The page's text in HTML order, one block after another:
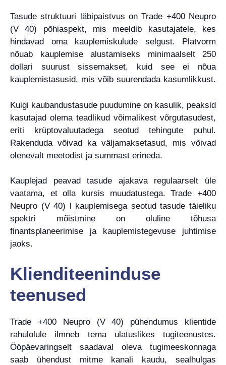
Tasude struktuuri läbipaistvus on Trade +400 Neupro
(V 40) põhiaspekt, mis meeldib kasutajatele, kes
hindavad oma kauplemiskulude selgust. Platvorm
nõuab kauplemise alustamiseks minimaalselt 250
dollari suurust sissemakset, kuid see ei nõua
kauplemistasusid, mis võib suurendada kasumlikkust.
Kuigi kaubandustasude puudumine on kasulik, peaksid
kasutajad olema teadlikud võimalikest võrgutasudest,
eriti krüptovaluutadega seotud tehingute puhul.
Rakenduda võivad ka väljamaksetasud, mis võivad
olenevalt meetodist ja summast erineda.
Kauplejad peavad tasude ajakava regulaarselt üle
vaatama, et olla kursis muudatustega. Trade +400
Neupro (V 40) l kauplemisega seotud tasude täieliku
spektri mõistmine on oluline tõhusa
finantsplaneerimise ja kauplemistegevuse juhtimise
jaoks.
Klienditeeninduse
teenused
Trade +400 Neupro (V 40) pühendumus klientide
rahulolule ilmneb tema ulatuslikes tugiteenustes.
Ööpäevaringselt saadaval oleva tugimeeskonnaga
saab ühendust mitme kanali kaudu, sealhulgas